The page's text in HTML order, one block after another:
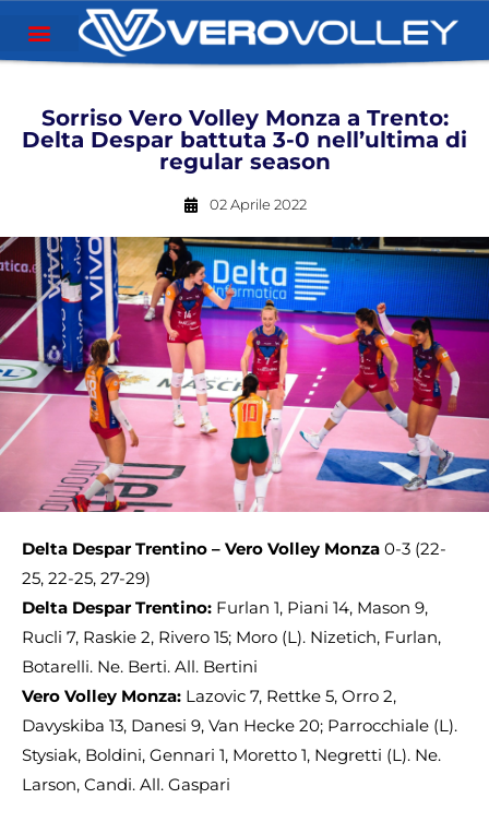
Sorriso Vero Volley Monza a Trento:
Delta Despar battuta 3-0 nell’ultima di
regular season
02 Aprile 2022
Delta Despar Trentino – Vero Volley Monza 0-3 (22-
25, 22-25, 27-29)
Delta Despar Trentino: Furlan 1, Piani 14, Mason 9,
Rucli 7, Raskie 2, Rivero 15; Moro (L). Nizetich, Furlan,
Botarelli. Ne. Berti. All. Bertini
Vero Volley Monza: Lazovic 7, Rettke 5, Orro 2,
Davyskiba 13, Danesi 9, Van Hecke 20; Parrocchiale (L).
Stysiak, Boldini, Gennari 1, Moretto 1, Negretti (L). Ne.
Larson, Candi. All. Gaspari